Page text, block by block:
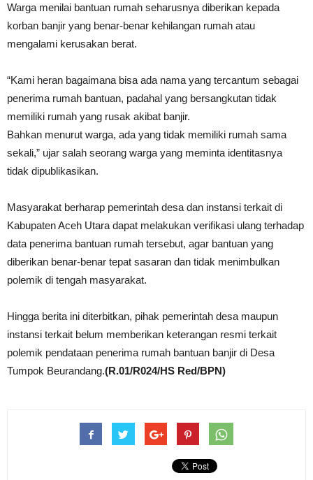
Warga menilai bantuan rumah seharusnya diberikan kepada
korban banjir yang benar-benar kehilangan rumah atau
mengalami kerusakan berat.
“Kami heran bagaimana bisa ada nama yang tercantum sebagai
penerima rumah bantuan, padahal yang bersangkutan tidak
memiliki rumah yang rusak akibat banjir.
Bahkan menurut warga, ada yang tidak memiliki rumah sama
sekali,” ujar salah seorang warga yang meminta identitasnya
tidak dipublikasikan.
Masyarakat berharap pemerintah desa dan instansi terkait di
Kabupaten Aceh Utara dapat melakukan verifikasi ulang terhadap
data penerima bantuan rumah tersebut, agar bantuan yang
diberikan benar-benar tepat sasaran dan tidak menimbulkan
polemik di tengah masyarakat.
Hingga berita ini diterbitkan, pihak pemerintah desa maupun
instansi terkait belum memberikan keterangan resmi terkait
polemik pendataan penerima rumah bantuan banjir di Desa
Tumpok Beurandang.(R.01/R024/HS Red/BPN)